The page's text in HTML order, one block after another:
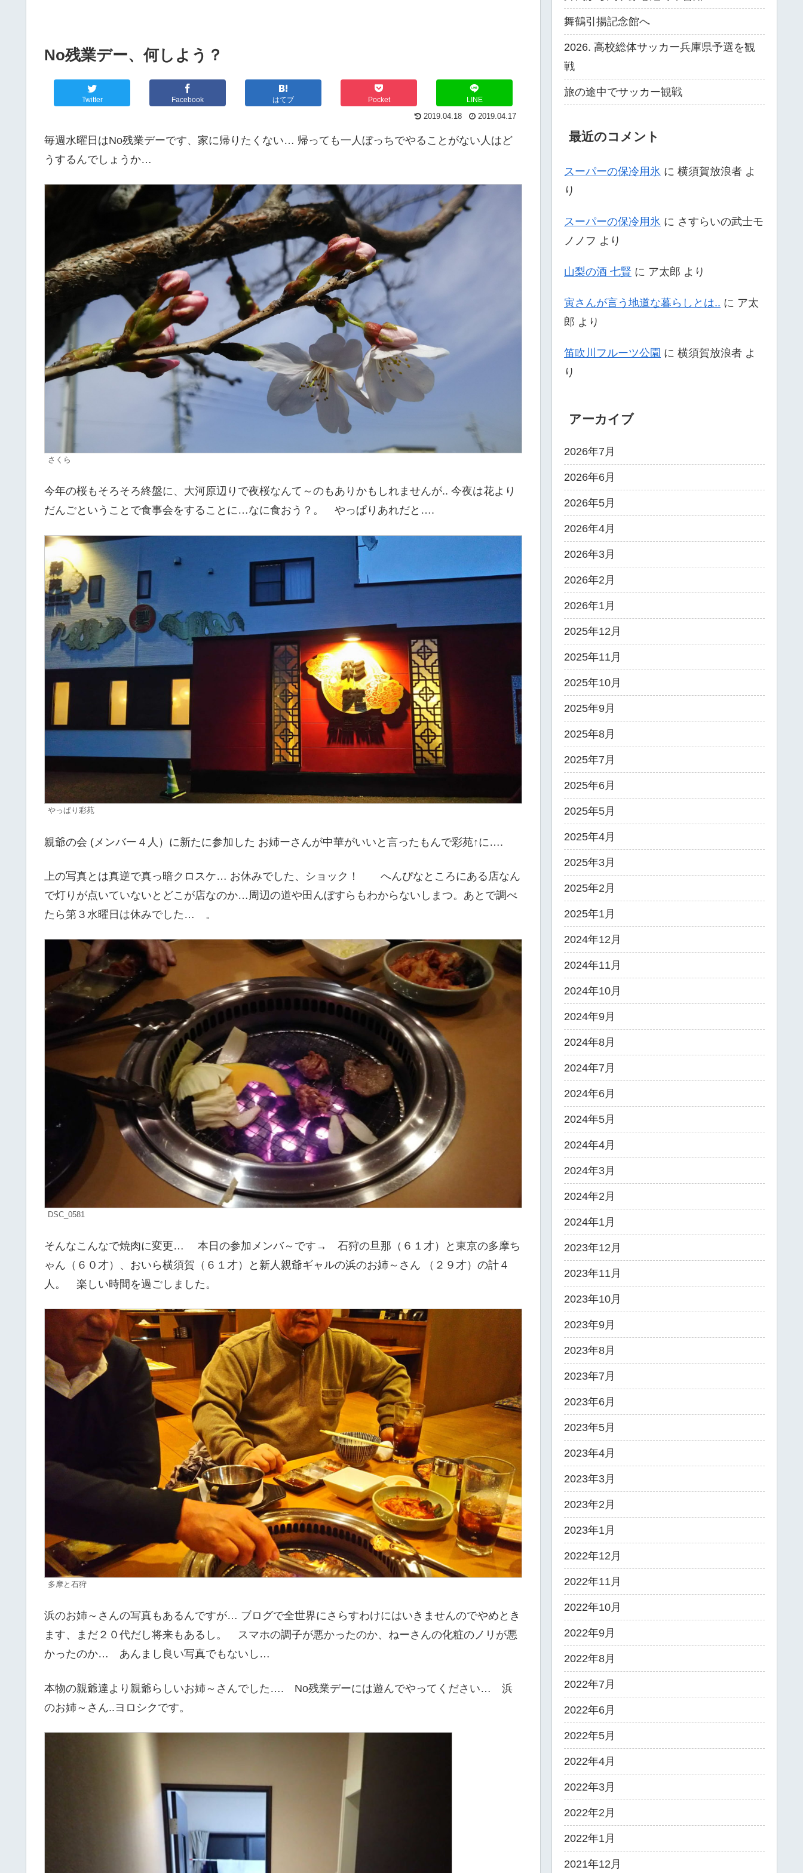
No残業デー、何しよう？
Twitter Facebook はてブ Pocket LINE
2019.04.18 2019.04.17
毎週水曜日はNo残業デーです、家に帰りたくない… 帰っても一人ぼっちでやることがない人はど
うするんでしょうか…
さくら
今年の桜もそろそろ終盤に、大河原辺りで夜桜なんて～のもありかもしれませんが.. 今夜は花より
だんごということで食事会をすることに…なに食おう？。 やっぱりあれだと….
やっぱり彩苑
親爺の会 (メンバー４人）に新たに参加した お姉ーさんが中華がいいと言ったもんで彩苑↑に….
上の写真とは真逆で真っ暗クロスケ… お休みでした、ショック！ へんぴなところにある店なん
で灯りが点いていないとどこが店なのか…周辺の道や田んぼすらもわからないしまつ。あとで調べ
たら第３水曜日は休みでした… 。
DSC_0581
そんなこんなで焼肉に変更… 本日の参加メンバ～です→ 石狩の旦那（６１才）と東京の多摩ち
ゃん（６０才）、おいら横須賀（６１才）と新人親爺ギャルの浜のお姉～さん （２９才）の計４
人。 楽しい時間を過ごしました。
多摩と石狩
浜のお姉～さんの写真もあるんですが… ブログで全世界にさらすわけにはいきませんのでやめとき
ます、まだ２０代だし将来もあるし。 スマホの調子が悪かったのか、ねーさんの化粧のノリが悪
かったのか… あんまし良い写真でもないし…
本物の親爺達より親爺らしいお姉～さんでした…. No残業デーには遊んでやってください… 浜
のお姉～さん..ヨロシクです。
舞鶴引揚記念館へ
2026. 高校総体サッカー兵庫県予選を観
戦
旅の途中でサッカー観戦
最近のコメント
スーパーの保冷用氷 に 横須賀放浪者 よ
り
スーパーの保冷用氷 に さすらいの武士モ
ノノフ より
山梨の酒 七賢 に ア太郎 より
寅さんが言う地道な暮らしとは.. に ア太
郎 より
笛吹川フルーツ公園 に 横須賀放浪者 よ
り
アーカイブ
2026年7月
2026年6月
2026年5月
2026年4月
2026年3月
2026年2月
2026年1月
2025年12月
2025年11月
2025年10月
2025年9月
2025年8月
2025年7月
2025年6月
2025年5月
2025年4月
2025年3月
2025年2月
2025年1月
2024年12月
2024年11月
2024年10月
2024年9月
2024年8月
2024年7月
2024年6月
2024年5月
2024年4月
2024年3月
2024年2月
2024年1月
2023年12月
2023年11月
2023年10月
2023年9月
2023年8月
2023年7月
2023年6月
2023年5月
2023年4月
2023年3月
2023年2月
2023年1月
2022年12月
2022年11月
2022年10月
2022年9月
2022年8月
2022年7月
2022年6月
2022年5月
2022年4月
2022年3月
2022年2月
2022年1月
2021年12月